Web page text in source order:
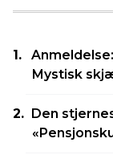
Mystisk
Den